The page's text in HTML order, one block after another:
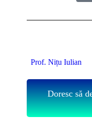
Prof. Nițu Iulian
Doresc să